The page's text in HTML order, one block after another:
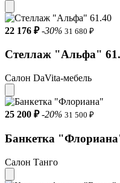
22 176 ₽ -30% 31 680 ₽
Стеллаж "Альфа"
Салон DaVita-мебель
25 200 ₽ -20% 31 500 ₽
Банкетка
Салон Танго